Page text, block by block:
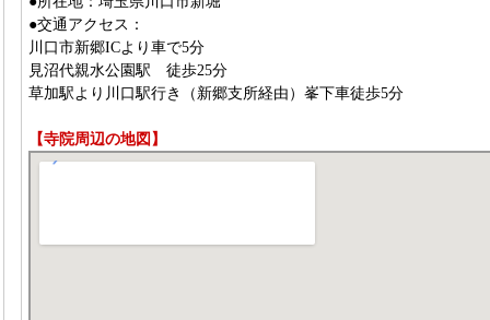
●交通アクセス：
川口市新郷ICより車で5分
見沼代親水公園駅 徒歩25分
草加駅より川口駅行き（新郷支所経由）峯下車徒歩5分
【寺院周辺の地図】